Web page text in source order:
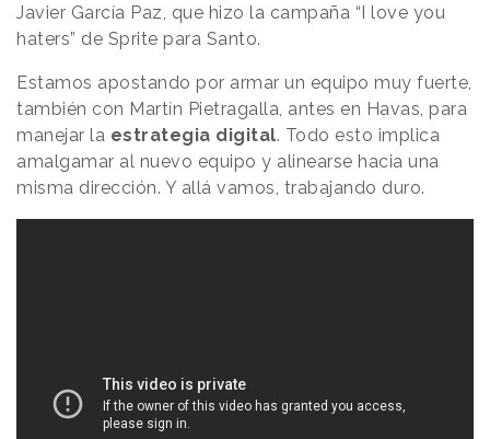
Javier García Paz, que hizo la campaña “I love you
haters” de Sprite para Santo.
Estamos apostando por armar un equipo muy fuerte,
también con Martín Pietragalla, antes en Havas, para
manejar la estrategia digital. Todo esto implica
amalgamar al nuevo equipo y alinearse hacia una
misma dirección. Y allá vamos, trabajando duro.